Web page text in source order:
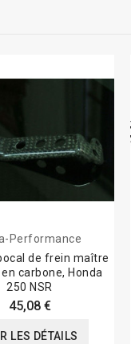
Performance
de frein maître
carbone, Honda
250 NSR
45,08 €
LES DÉTAILS